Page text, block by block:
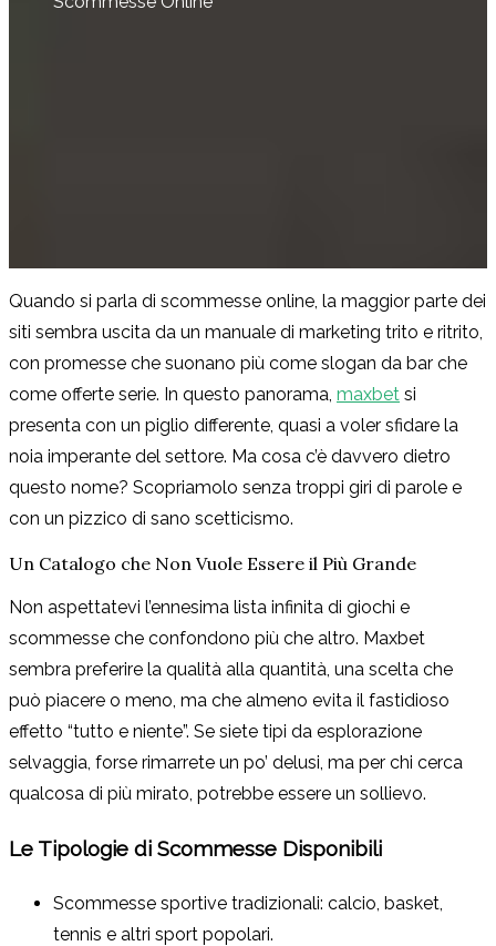
Quando si parla di scommesse online, la maggior parte dei
siti sembra uscita da un manuale di marketing trito e ritrito,
con promesse che suonano più come slogan da bar che
come offerte serie. In questo panorama, maxbet si
presenta con un piglio differente, quasi a voler sfidare la
noia imperante del settore. Ma cosa c’è davvero dietro
questo nome? Scopriamolo senza troppi giri di parole e
con un pizzico di sano scetticismo.
Un Catalogo che Non Vuole Essere il Più Grande
Non aspettatevi l’ennesima lista infinita di giochi e
scommesse che confondono più che altro. Maxbet
sembra preferire la qualità alla quantità, una scelta che
può piacere o meno, ma che almeno evita il fastidioso
effetto “tutto e niente”. Se siete tipi da esplorazione
selvaggia, forse rimarrete un po’ delusi, ma per chi cerca
qualcosa di più mirato, potrebbe essere un sollievo.
Le Tipologie di Scommesse Disponibili
Scommesse sportive tradizionali: calcio, basket,
tennis e altri sport popolari.